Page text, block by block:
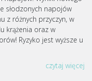
słodzonych napojów
z różnych przyczyn, w
krążenia oraz w
Ryzyko jest wyższe u
czytaj więcej